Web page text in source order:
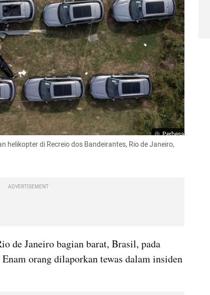
Perbesar
helikopter di Recreio dos Bandeirantes, Rio de Janeiro,
ADVERTISEMENT
de Janeiro bagian barat, Brasil, pada
orang dilaporkan tewas dalam insiden